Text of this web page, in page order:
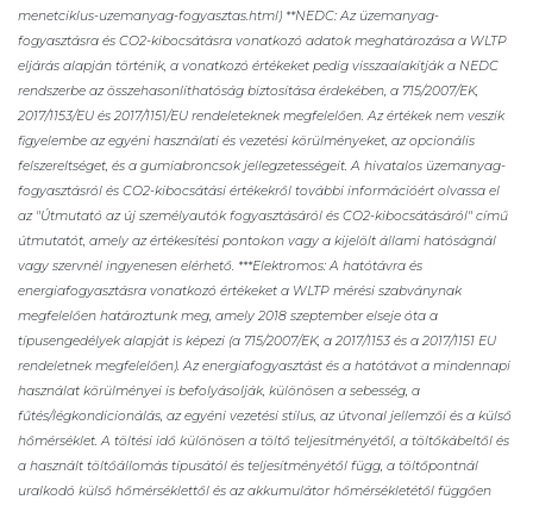
menetciklus-uzemanyag-fogyasztas.html) **NEDC: Az üzemanyag-
fogyasztásra és CO2-kibocsátásra vonatkozó adatok meghatározása a WLTP
eljárás alapján történik, a vonatkozó értékeket pedig visszaalakítják a NEDC
rendszerbe az összehasonlíthatóság biztosítása érdekében, a 715/2007/EK,
2017/1153/EU és 2017/1151/EU rendeleteknek megfelelően. Az értékek nem veszik
figyelembe az egyéni használati és vezetési körülményeket, az opcionális
felszereltséget, és a gumiabroncsok jellegzetességeit. A hivatalos üzemanyag-
fogyasztásról és CO2-kibocsátási értékekről további információért olvassa el
az "Útmutató az új személyautók fogyasztásáról és CO2-kibocsátásáról" című
útmutatót, amely az értékesítési pontokon vagy a kijelölt állami hatóságnál
vagy szervnél ingyenesen elérhető. ***Elektromos: A hatótávra és
energiafogyasztásra vonatkozó értékeket a WLTP mérési szabványnak
megfelelően határoztunk meg, amely 2018 szeptember elseje óta a
típusengedélyek alapját is képezi (a 715/2007/EK, a 2017/1153 és a 2017/1151 EU
rendeletnek megfelelően). Az energiafogyasztást és a hatótávot a mindennapi
használat körülményei is befolyásolják, különösen a sebesség, a
fűtés/légkondicionálás, az egyéni vezetési stílus, az útvonal jellemzői és a külső
hőmérséklet. A töltési idő különösen a töltő teljesítményétől, a töltőkábeltől és
a használt töltőállomás típusától és teljesítményétől függ, a töltőpontnál
uralkodó külső hőmérséklettől és az akkumulátor hőmérsékletétől függően